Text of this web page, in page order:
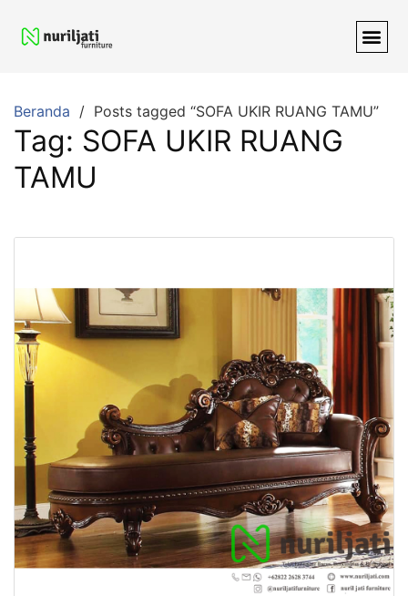
Beranda Posts tagged “SOFA UKIR RUANG TAMU”
Tag: SOFA UKIR RUANG
TAMU